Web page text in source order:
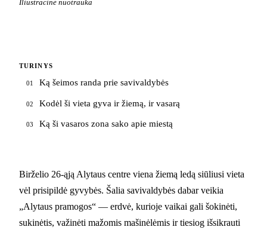
Iliustracinė nuotrauka
TURINYS
01 Ką šeimos randa prie savivaldybės
02 Kodėl ši vieta gyva ir žiemą, ir vasarą
03 Ką ši vasaros zona sako apie miestą
Birželio 26-ąją Alytaus centre viena žiemą ledą siūliusi vieta
vėl prisipildė gyvybės. Šalia savivaldybės dabar veikia
„Alytaus pramogos“ — erdvė, kurioje vaikai gali šokinėti,
sukinėtis, važinėti mažomis mašinėlėmis ir tiesiog išsikrauti